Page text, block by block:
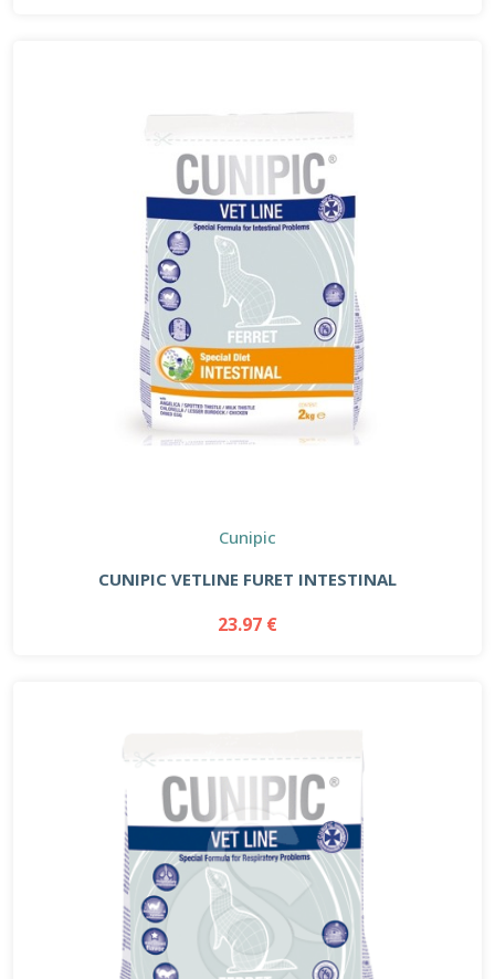
Cunipic
CUNIPIC VETLINE FURET INTESTINAL
23.97 €